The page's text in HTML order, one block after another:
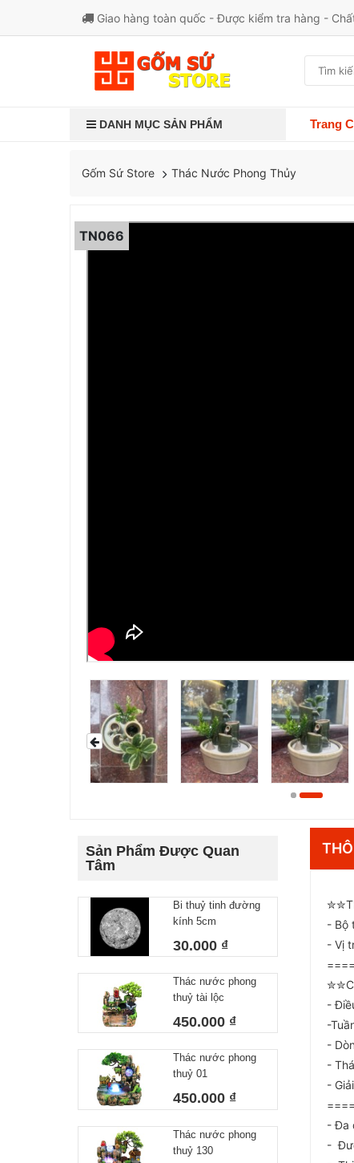
Giao hàng toàn quốc - Được kiểm tra hàng -
DANH MỤC SẢN PHẨM Trang
Gốm Sứ Store Thác Nước Phong Thủy
TN066
Sản Phẩm Được Quan
Tâm
Bi thuỷ tinh đường
kính 5cm
30.000 ₫
Thác nước phong
thuỷ tài lộc
450.000 ₫
Thác nước phong
thuỷ 01
450.000 ₫
Thác nước phong
thuỷ 130
- Bộ
- Vị
-
-
-
-
-
- Đa
-